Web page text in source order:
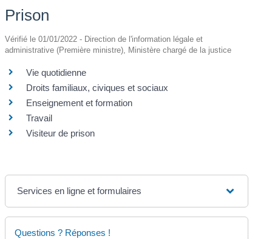
Prison
Vérifié le 01/01/2022 - Direction de l'information légale et
administrative (Première ministre), Ministère chargé de la justice
Vie quotidienne
Droits familiaux, civiques et sociaux
Enseignement et formation
Travail
Visiteur de prison
Services en ligne et formulaires
Questions ? Réponses !